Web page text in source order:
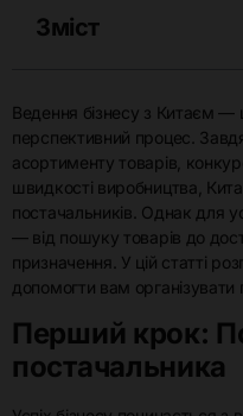
Зміст
Ведення бізнесу з Китаєм —
перспективний процес.
асортименту товарів,
швидкості виробництва,
постачальників. Однак для
— від пошуку товарів до
призначення. У цій статті
допомогти вам організувати
Перший крок:
постачальника